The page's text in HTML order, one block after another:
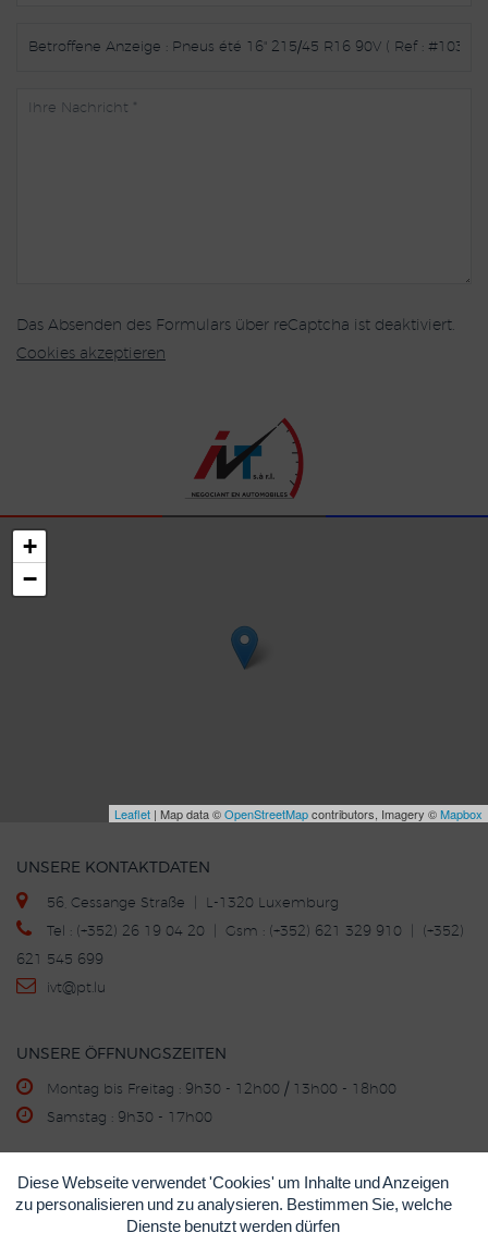
Das Absenden des Formulars über reCaptcha ist deaktiviert.
Cookies akzeptieren
+
−
Leaflet | Map data ©OpenStreetMapcontributors, Imagery ©Mapbox
UNSERE KONTAKTDATEN
56, Cessange Straße | L-1320 Luxemburg
Tel : (+352) 26 19 04 20 | Gsm : (+352) 621 329 910 | (+352)
621 545 699
ivt@pt.lu
UNSERE ÖFFNUNGSZEITEN
Montag bis Freitag : 9h30 - 12h00 / 13h00 - 18h00
Samstag : 9h30 - 17h00
KAUF - VERKAUF - INZAHLUNGNAHME
Impressum Datenschutzerklärung
Diese Webseite verwendet 'Cookies' um Inhalte und Anzeigen
zu personalisieren und zu analysieren. Bestimmen Sie, welche
Dienste benutzt werden dürfen